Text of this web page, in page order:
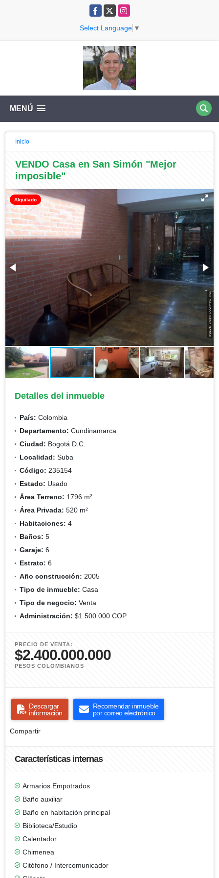
Facebook
X Instagram
Select Language ▼
MENÚ
Inicio
VENDO Casa en San Simón "Mejor
imposible"
Alquilado
Detalles del inmueble
País: Colombia
Departamento: Cundinamarca
Ciudad: Bogotá D.C.
Localidad: Suba
Código: 235154
Estado: Usado
Área Terreno: 1796 m²
Área Privada: 520 m²
Habitaciones: 4
Baños: 5
Garaje: 6
Estrato: 6
Año construcción: 2005
Tipo de inmueble: Casa
Tipo de negocio: Venta
Administración: $1.500.000 COP
PRECIO DE VENTA:
$2.400.000.000
PESOS COLOMBIANOS
Descargar
información
Recomendar inmueble
por correo electrónico
Compartir
Características internas
Armarios Empotrados
Baño auxiliar
Baño en habitación principal
Biblioteca/Estudio
Calentador
Chimenea
Citófono / Intercomunicador